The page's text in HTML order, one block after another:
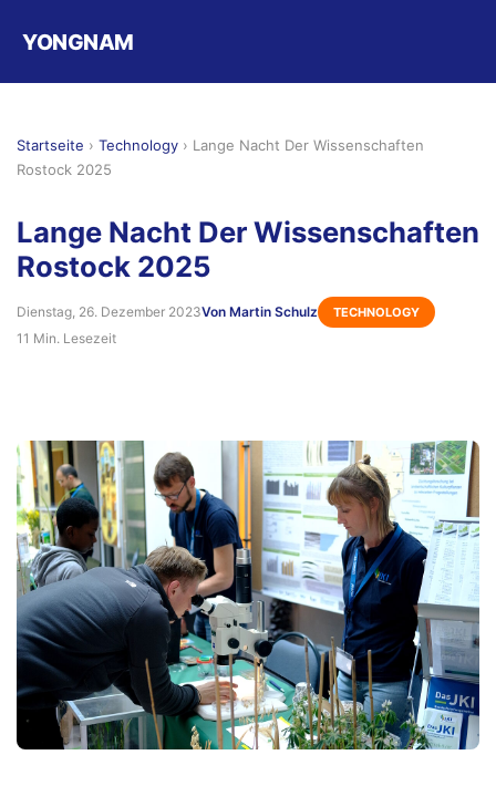
YONGNAM
Startseite › Technology › Lange Nacht Der Wissenschaften
Rostock 2025
Lange Nacht Der Wissenschaften
Rostock 2025
Dienstag, 26. Dezember 2023Von Martin Schulz TECHNOLOGY
11 Min. Lesezeit